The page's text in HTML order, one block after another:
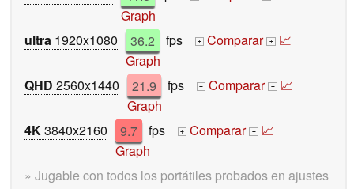
Graph
ultra 1920x1080 36.2 fps + Comparar + 📈
Graph
QHD 2560x1440 21.9 fps + Comparar + 📈
Graph
4K3840x2160 9.7 fps + Comparar + 📈
Graph
» Jugable con todos los portátiles probados en ajustes